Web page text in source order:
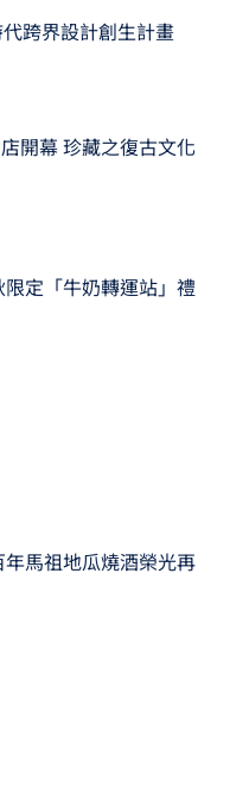
代跨界設計創生計畫
開幕 珍藏之復古文化
定「牛奶轉運站」禮
年馬祖地瓜燒酒榮光再